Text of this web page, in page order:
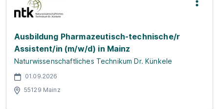
Ausbildung Pharmazeutisch-technische/r
Assistent/in (m/w/d) in Mainz
Naturwissenschaftliches Technikum Dr. Künkele
01.09.2026
55129 Mainz